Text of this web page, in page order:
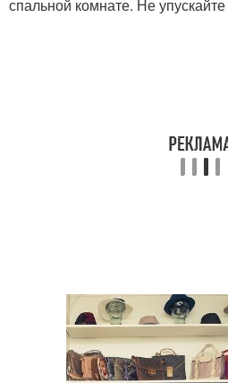
спальной комнате. Не